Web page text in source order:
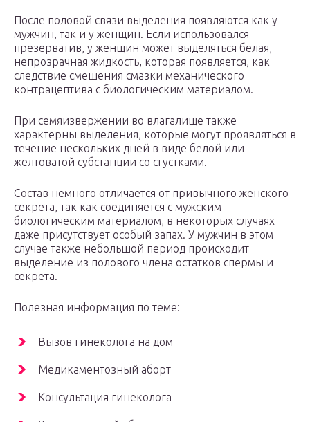
После половой связи выделения появляются как у
мужчин, так и у женщин. Если использовался
презерватив, у женщин может выделяться белая,
непрозрачная жидкость, которая появляется, как
следствие смешения смазки механического
контрацептива с биологическим материалом.
При семяизвержении во влагалище также
характерны выделения, которые могут проявляться в
течение нескольких дней в виде белой или
желтоватой субстанции со сгустками.
Состав немного отличается от привычного женского
секрета, так как соединяется с мужским
биологическим материалом, в некоторых случаях
даже присутствует особый запах. У мужчин в этом
случае также небольшой период происходит
выделение из полового члена остатков спермы и
секрета.
Полезная информация по теме:
Вызов гинеколога на дом
Медикаментозный аборт
Консультация гинеколога